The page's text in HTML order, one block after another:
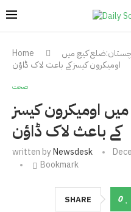
Home
کیچ میں
اومیکرون کیسز کے باعث لاک ڈاؤن
صحت
اومیکرون کیسز
کے باعث لاک ڈاؤن
written byNewsdesk
Bookmark
SHARE 0